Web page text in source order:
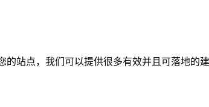
的站点，我们可以提供很多有效并且可落地的